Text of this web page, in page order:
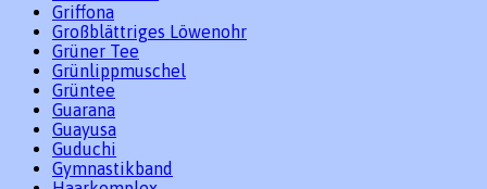
Griffona
Großblättriges Löwenohr
Grüner Tee
Grünlippmuschel
Grüntee
Guarana
Guayusa
Guduchi
Gymnastikband